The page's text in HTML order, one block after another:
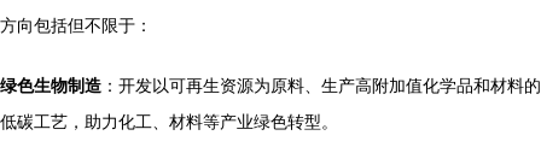
方向包括但不限于：
绿色生物制造 ：开发以可再生资源为原料、生产高附加值化学品和材料的
低碳工艺，助力化工、材料等产业绿色转型。